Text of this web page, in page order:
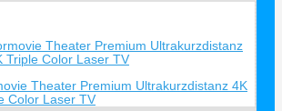
Theater Premium Ultrakurzdistanz 4K
Color Laser TV